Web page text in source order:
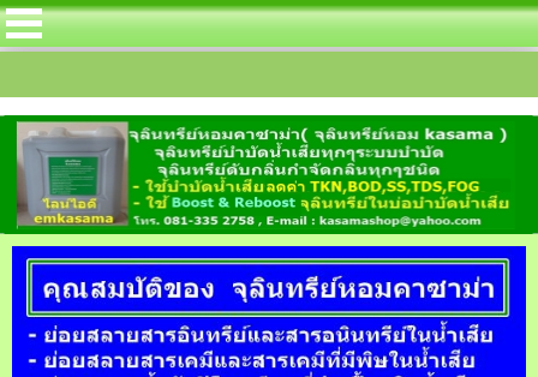
ำหรับลดค่า TKN โดยเฉพาะในบ่อบำบัด